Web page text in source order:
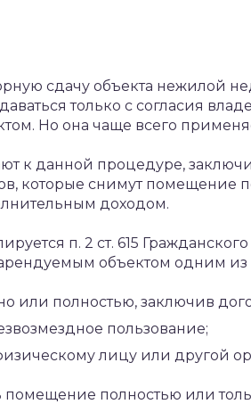
сдачу объекта нежилой
только с согласия
Но она чаще всего
к данной процедуре,
которые снимут помещение
доходом.
п. 2 ст. 615
объектом одним
или полностью, заключив
пользование;
лицу или другой
помещение полностью или